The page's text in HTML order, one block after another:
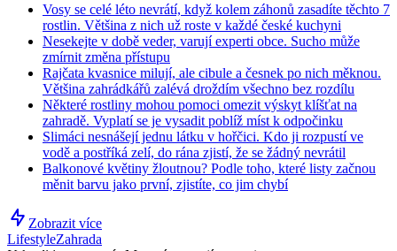
Vosy se celé léto nevrátí, když kolem záhonů zasadíte těchto 7
rostlin. Většina z nich už roste v každé české kuchyni
Nesekejte v době veder, varují experti obce. Sucho může
zmírnit změna přístupu
Rajčata kvasnice milují, ale cibule a česnek po nich měknou.
Většina zahrádkářů zalévá droždím všechno bez rozdílu
Některé rostliny mohou pomoci omezit výskyt klíšťat na
zahradě. Vyplatí se je vysadit poblíž míst k odpočinku
Slimáci nesnášejí jednu látku v hořčici. Kdo ji rozpustí ve
vodě a postříká zelí, do rána zjistí, že se žádný nevrátil
Balkonové květiny žloutnou? Podle toho, které listy začnou
měnit barvu jako první, zjistíte, co jim chybí
Zobrazit více
LifestyleZahrada